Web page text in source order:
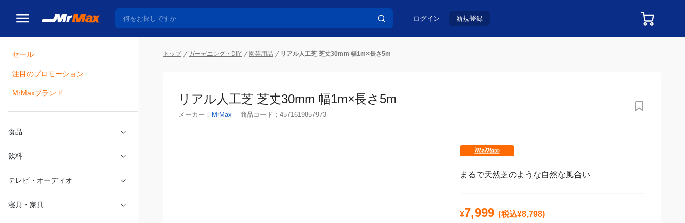
ログイン 新規登録
セール
注目のプロモーション
MrMaxブランド
食品
飲料
テレビ・オーディオ
寝具・家具
トップ ガーデニング・DIY 園芸用品 リアル人工芝 芝丈30mm 幅1m×長さ5m
リアル人工芝 芝丈30mm 幅1m×長さ5m
メーカー： MrMax 商品コード： 4571619857973
まるで天然芝のような自然な風合い
¥7,999 (税込¥8,798)